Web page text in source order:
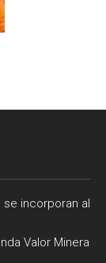
incorporan al
Valor Minera